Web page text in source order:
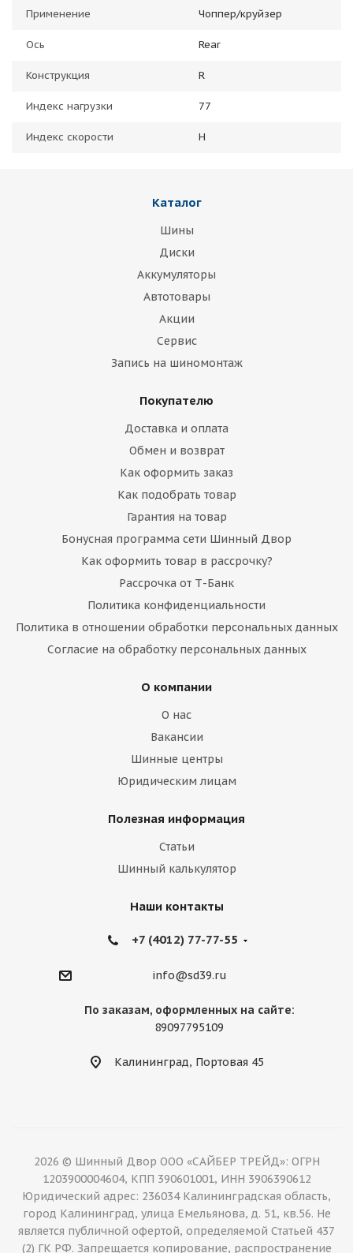
Применение Чоппер/круйзер
Ось Rear
Конструкция R
Индекс нагрузки 77
Индекс скорости H
Каталог
Шины
Диски
Аккумуляторы
Автотовары
Акции
Сервис
Запись на шиномонтаж
Покупателю
Доставка и оплата
Обмен и возврат
Как оформить заказ
Как подобрать товар
Гарантия на товар
Бонусная программа сети Шинный Двор
Как оформить товар в рассрочку?
Рассрочка от Т-Банк
Политика конфиденциальности
Политика в отношении обработки персональных данных
Согласие на обработку персональных данных
О компании
О нас
Вакансии
Шинные центры
Юридическим лицам
Полезная информация
Статьи
Шинный калькулятор
Наши контакты
+7 (4012) 77-77-55
info@sd39.ru
По заказам, оформленных на сайте:
89097795109
Калининград, Портовая 45
2026 © Шинный Двор ООО «САЙБЕР ТРЕЙД»: ОГРН
1203900004604, КПП 390601001, ИНН 3906390612
Юридический адрес: 236034 Калининградская область,
город Калининград, улица Емельянова, д. 51, кв.56. Не
является публичной офертой, определяемой Статьей 437
(2) ГК РФ. Запрещается копирование, распространение